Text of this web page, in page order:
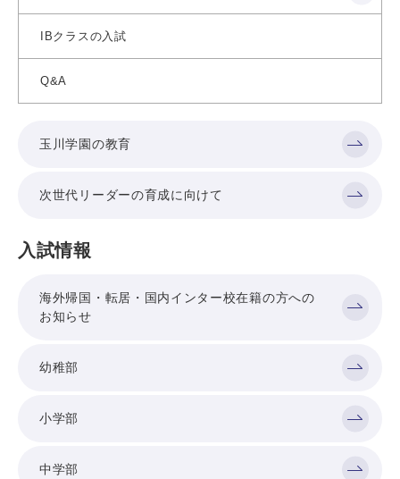
IBクラスの入試
Q&A
玉川学園の教育
次世代リーダーの育成に向けて
入試情報
海外帰国・転居・国内インター校在籍の方への
お知らせ
幼稚部
小学部
中学部